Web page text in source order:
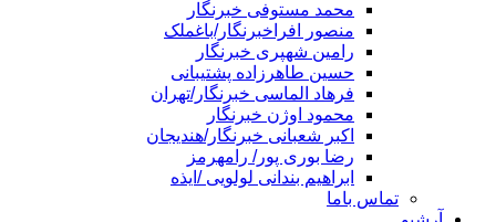
محمد مستوفی خبرنگار
منصور افراخبرنگار/باغملک
رامین شهپری خبرنگار
حسین طاهرزاده پشتیبانی
فرهاد الماسی خبرنگار/تهران
محمود اوژن خبرنگار
اکبر شعبانی خبرنگار/هندیجان
رضا بوری پور/ رامهرمز
ابراهیم بندانی لولویی /ایذه
تماس باما